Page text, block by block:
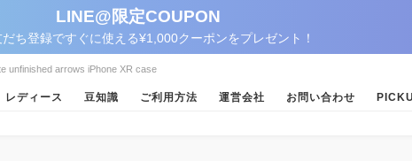
LINE@限定COUPON
だち登録ですぐに使える¥1,000クーポンをプレゼント！
unfinished arrows iPhone XR case
レディース 豆知識 ご利用方法 運営会社 お問い合わせ